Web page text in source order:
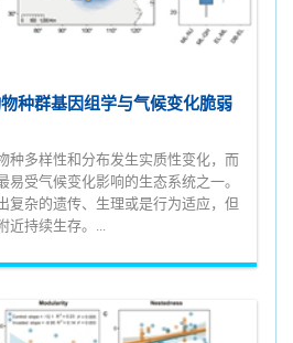
种群基因组学与气候变化脆弱
种多样性和分布发生实质性变化，而
易受气候变化影响的生态系统之一。
复杂的遗传、生理或是行为适应，但
近持续生存。...